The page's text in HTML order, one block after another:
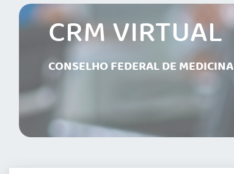
CRM VIRTUAL
CONSELHO FEDERAL DE MEDICINA